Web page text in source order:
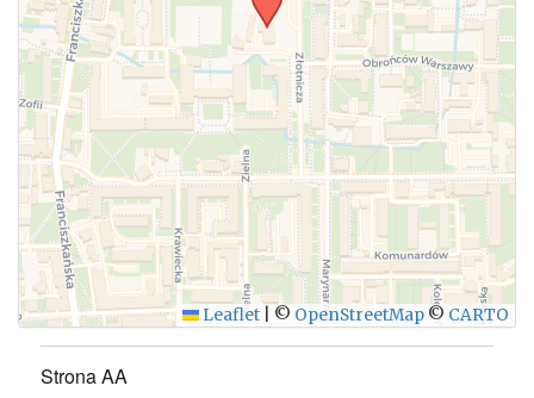
WYŚLIJ
Leaflet © OpenStreetMap © CARTO
Strona AA